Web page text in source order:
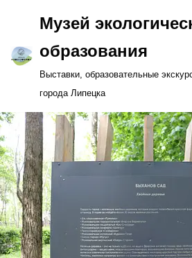
к
содержимому
Музей
образования
Выставки, образовательные
города Липецка